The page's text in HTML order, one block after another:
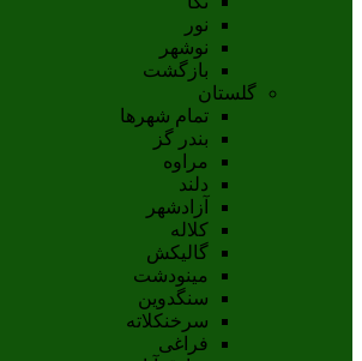
نور
نوشهر
بازگشت
گلستان
تمام شهر‌ها
بندر گز
مراوه
دلند
آزادشهر
کلاله
گالیکش
مینودشت
سنگدوین
سرخنکلاته
فراغی